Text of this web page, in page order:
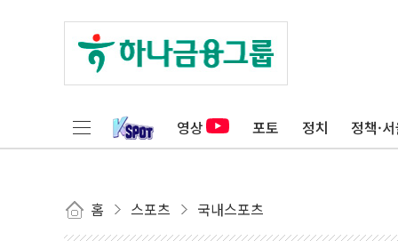
영상 포토 정치 정책·
홈 스포츠 국내스포츠